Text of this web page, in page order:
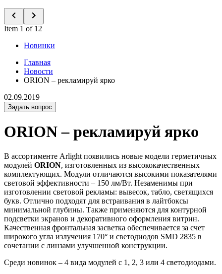
Item 1 of 12
Новинки
Главная
Новости
ORION – рекламируй ярко
02.09.2019
Задать вопрос
ORION – рекламируй ярко
В ассортименте Arlight появились новые модели герметичных
модулей ORION, изготовленных из высококачественных
комплектующих. Модули отличаются высокими показателями
световой эффективности – 150 лм/Вт. Незаменимы при
изготовлении световой рекламы: вывесок, табло, светящихся
букв. Отлично подходят для встраивания в лайтбоксы
минимальной глубины. Также применяются для контурной
подсветки экранов и декоративного оформления витрин.
Качественная фронтальная засветка обеспечивается за счет
широкого угла излучения 170° и светодиодов SMD 2835 в
сочетании с линзами улучшенной конструкции.
Среди новинок – 4 вида модулей с 1, 2, 3 или 4 светодиодами.